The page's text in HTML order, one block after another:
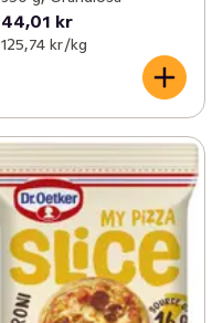
44,01 kr
125,74 kr /kg